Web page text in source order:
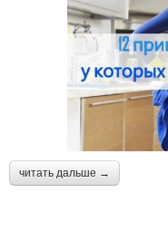
читать дальше →